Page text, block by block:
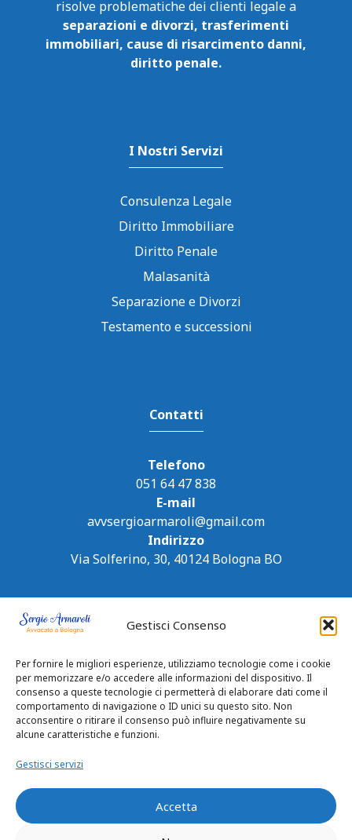
Gestisci Consenso
Per fornire le migliori esperienze, utilizziamo tecnologie come i cookie
per memorizzare e/o accedere alle informazioni del dispositivo. Il
consenso a queste tecnologie ci permetterà di elaborare dati come il
comportamento di navigazione o ID unici su questo sito. Non
acconsentire o ritirare il consenso può influire negativamente su
alcune caratteristiche e funzioni.
Gestisci servizi
Accetta
separazioni e divorzi, trasferimenti
immobiliari, cause di risarcimento danni,
diritto penale.
I Nostri Servizi
Consulenza Legale
Diritto Immobiliare
Diritto Penale
Malasanità
Separazione e Divorzi
Testamento e successioni
Contatti
Telefono
051 64 47 838
E-mail
avvsergioarmaroli@gmail.com
Indirizzo
Via Solferino, 30, 40124 Bologna BO